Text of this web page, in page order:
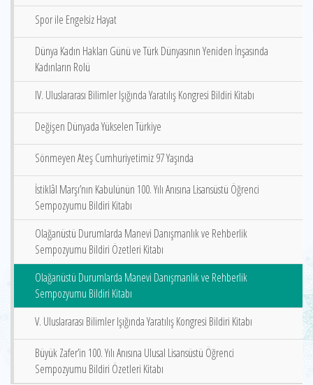
Spor ile Engelsiz Hayat
Dünya Kadın Hakları Günü ve Türk Dünyasının Yeniden İnşasında
Kadınların Rolü
IV. Uluslararası Bilimler Işığında Yaratılış Kongresi Bildiri Kitabı
Değişen Dünyada Yükselen Türkiye
Sönmeyen Ateş Cumhuriyetimiz 97 Yaşında
İstiklâl Marşı’nın Kabulünün 100. Yılı Anısına Lisansüstü Öğrenci
Sempozyumu Bildiri Kitabı
Olağanüstü Durumlarda Manevi Danışmanlık ve Rehberlik
Sempozyumu Bildiri Özetleri Kitabı
Olağanüstü Durumlarda Manevi Danışmanlık ve Rehberlik
Sempozyumu Bildiri Kitabı
V. Uluslararası Bilimler Işığında Yaratılış Kongresi Bildiri Kitabı
Büyük Zafer’in 100. Yılı Anısına Ulusal Lisansüstü Öğrenci
Sempozyumu Bildiri Özetleri Kitabı